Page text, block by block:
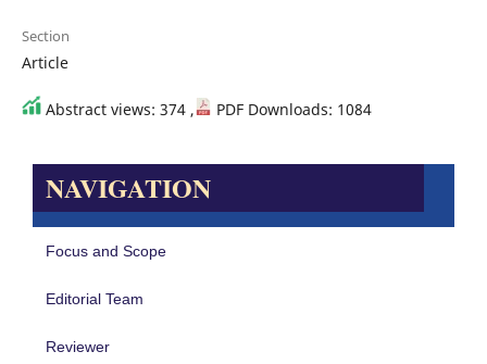
Section
Article
Abstract views: 374 , PDF Downloads: 1084
NAVIGATION
Focus and Scope
Editorial Team
Reviewer